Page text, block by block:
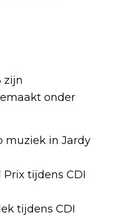
zijn
onder
muziek in Jardy
tijdens CDI
tijdens CDI